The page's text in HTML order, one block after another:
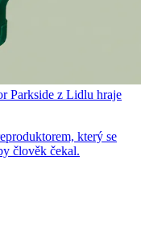
Parkside z Lidlu hraje
který se
člověk čekal.